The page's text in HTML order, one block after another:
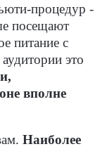
процедур -
посещают
питание с
это
вполне
Наиболее